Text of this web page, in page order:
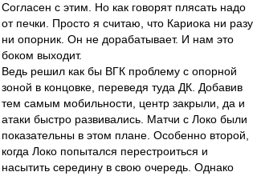
Согласен с этим. Но как говорят плясать надо
от печки. Просто я считаю, что Кариока ни разу
ни опорник. Он не дорабатывает. И нам это
боком выходит.
Ведь решил как бы ВГК проблему с опорной
зоной в концовке, переведя туда ДК. Добавив
тем самым мобильности, центр закрыли, да и
атаки быстро развивались. Матчи с Локо были
показательны в этом плане. Особенно второй,
когда Локо попытался перестроиться и
насытить середину в свою очередь. Однако